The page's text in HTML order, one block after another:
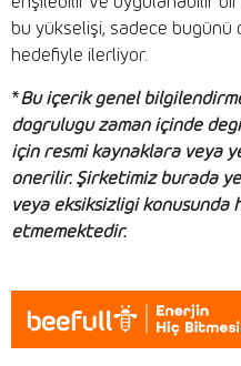
bu yükselişi, sadece bugünü
hedefiyle ilerliyor.
*Bu içerik genel
doğruluğu zaman içinde
için resmi kaynaklara veya
önerilir. Şirketimiz burada
veya eksiksizliği
etmemektedir.